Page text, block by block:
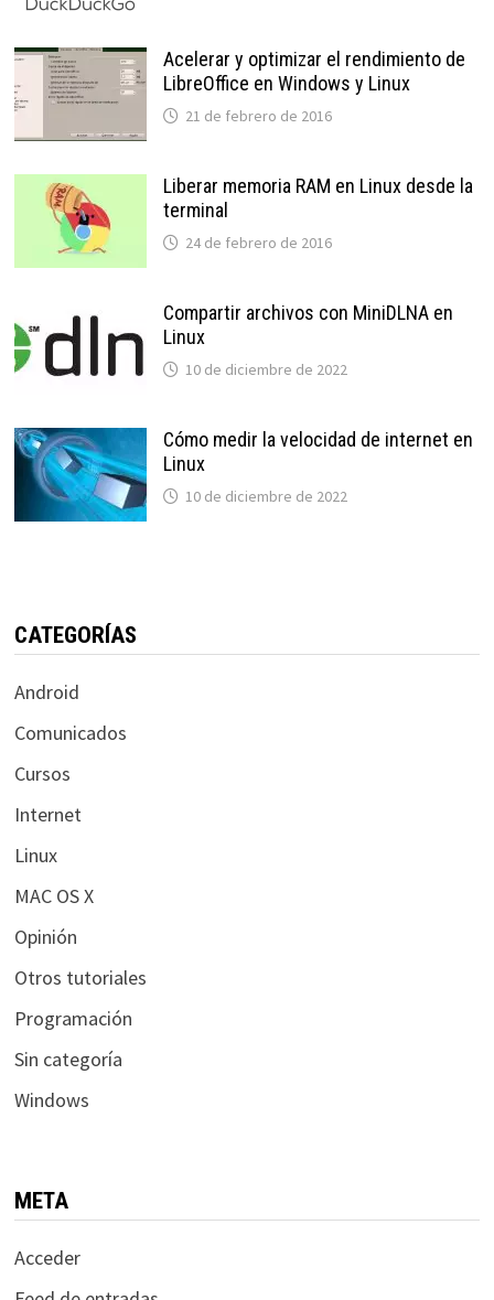
Acelerar y optimizar el rendimiento de
LibreOffice en Windows y Linux
21 de febrero de 2016
Liberar memoria RAM en Linux desde la
terminal
24 de febrero de 2016
Compartir archivos con MiniDLNA en
Linux
10 de diciembre de 2022
Cómo medir la velocidad de internet en
Linux
10 de diciembre de 2022
CATEGORÍAS
Android
Comunicados
Cursos
Internet
Linux
MAC OS X
Opinión
Otros tutoriales
Programación
Sin categoría
Windows
META
Acceder